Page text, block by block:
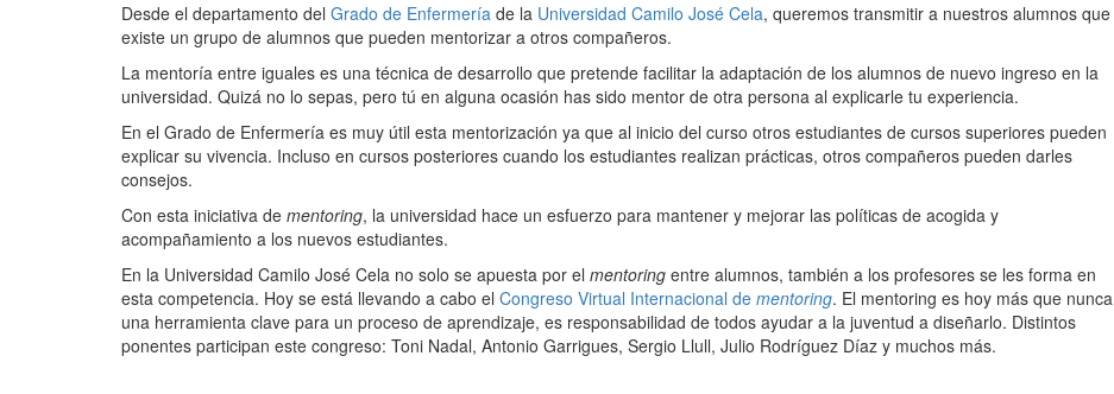
Desde el departamento del Grado de Enfermería de la Universidad Camilo José Cela, queremos transmitir a nuestros alumnos que
existe un grupo de alumnos que pueden mentorizar a otros compañeros.
La mentoría entre iguales es una técnica de desarrollo que pretende facilitar la adaptación de los alumnos de nuevo ingreso en la
universidad. Quizá no lo sepas, pero tú en alguna ocasión has sido mentor de otra persona al explicarle tu experiencia.
En el Grado de Enfermería es muy útil esta mentorización ya que al inicio del curso otros estudiantes de cursos superiores pueden
explicar su vivencia. Incluso en cursos posteriores cuando los estudiantes realizan prácticas, otros compañeros pueden darles
consejos.
Con esta iniciativa de mentoring, la universidad hace un esfuerzo para mantener y mejorar las políticas de acogida y
acompañamiento a los nuevos estudiantes.
En la Universidad Camilo José Cela no solo se apuesta por el mentoring entre alumnos, también a los profesores se les forma en
esta competencia. Hoy se está llevando a cabo el Congreso Virtual Internacional de mentoring. El mentoring es hoy más que nunca
una herramienta clave para un proceso de aprendizaje, es responsabilidad de todos ayudar a la juventud a diseñarlo. Distintos
ponentes participan este congreso: Toni Nadal, Antonio Garrigues, Sergio Llull, Julio Rodríguez Díaz y muchos más.